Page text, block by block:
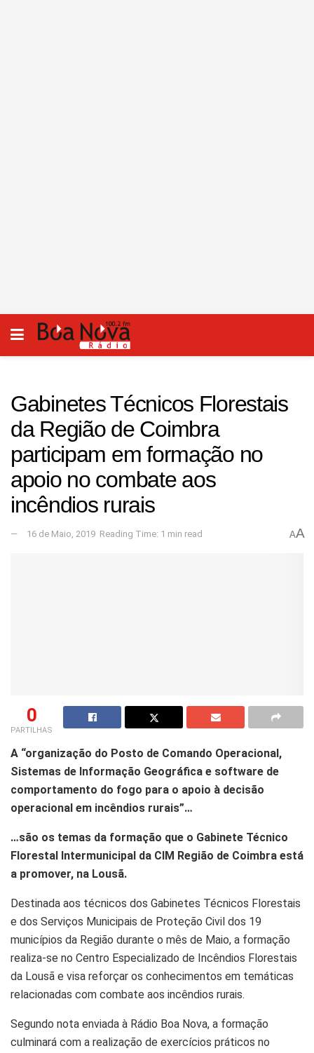
Gabinetes Técnicos Florestais
da Região de Coimbra
participam em formação no
apoio no combate aos
incêndios rurais
16 de Maio, 2019 Reading Time: 1 min read AA
0
PARTILHAS
A “organização do Posto de Comando Operacional,
Sistemas de Informação Geográfica e software de
comportamento do fogo para o apoio à decisão
operacional em incêndios rurais”…
…são os temas da formação que o Gabinete Técnico
Florestal Intermunicipal da CIM Região de Coimbra está
a promover, na Lousã.
Destinada aos técnicos dos Gabinetes Técnicos Florestais
e dos Serviços Municipais de Proteção Civil dos 19
municípios da Região durante o mês de Maio, a formação
realiza-se no Centro Especializado de Incêndios Florestais
da Lousã e visa reforçar os conhecimentos em temáticas
relacionadas com combate aos incêndios rurais.
Segundo nota enviada à Rádio Boa Nova, a formação
culminará com a realização de exercícios práticos no